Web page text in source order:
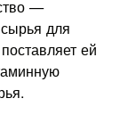
—
для
ей